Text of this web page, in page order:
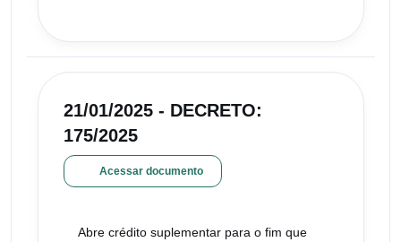
21/01/2025 - DECRETO:
175/2025
Acessar documento
Abre crédito suplementar para o fim que